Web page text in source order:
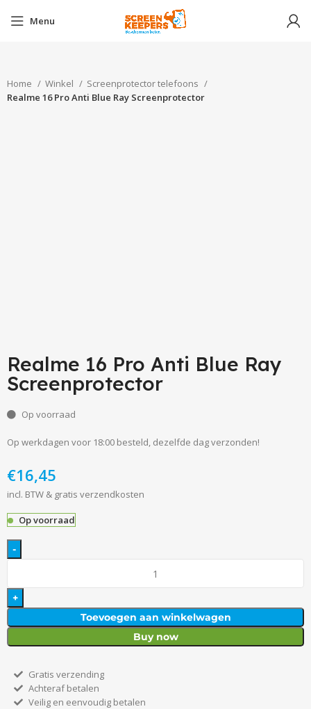
Menu
Home Winkel
Screenprotector telefoons
Realme 16 Pro Anti Blue Ray Screenprotector
Realme 16 Pro Anti Blue Ray
Screenprotector
Op voorraad
Op werkdagen voor 18:00 besteld, dezelfde dag verzonden!
€
incl. BTW & gratis verzendkosten
Op voorraad
Toevoegen aan winkelwagen
Buy now
Gratis verzending
Achteraf betalen
Veilig en eenvoudig betalen